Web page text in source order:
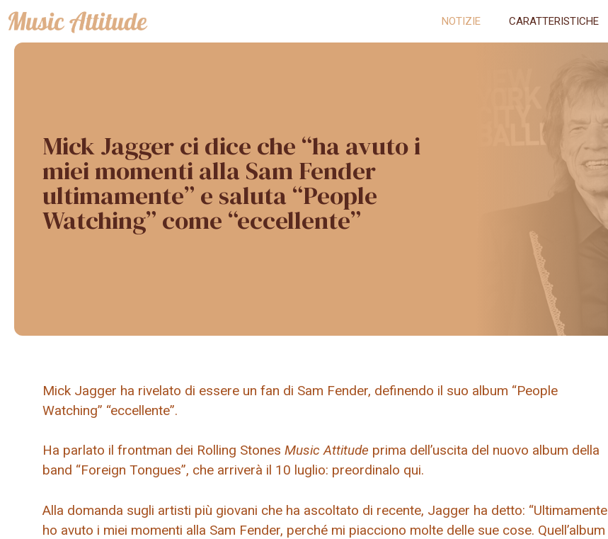
Vai
al
contenuto
NOTIZIE CARATTERISTICHE
Mick Jagger ci dice che “ha avuto i
miei momenti alla Sam Fender
ultimamente” e saluta “People
Watching” come “eccellente”
Mick Jagger ha rivelato di essere un fan di Sam Fender, definendo il suo album “People
Watching” “eccellente”.
Ha parlato il frontman dei Rolling Stones Music Attitude prima dell’uscita del nuovo album della
band “Foreign Tongues”, che arriverà il 10 luglio: preordinalo qui.
Alla domanda sugli artisti più giovani che ha ascoltato di recente, Jagger ha detto: “Ultimamente
ho avuto i miei momenti alla Sam Fender, perché mi piacciono molte delle sue cose. Quell’album